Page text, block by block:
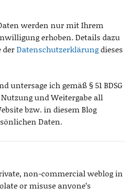
werden nur mit Ihrem
erhoben. Details dazu
derDatenschutzerklärungdieses
untersage ich gemäß § 51 BDSG
und Weitergabe all
bzw. in diesem Blog
Daten.
non-commercial weblog in
or misuse anyone’s